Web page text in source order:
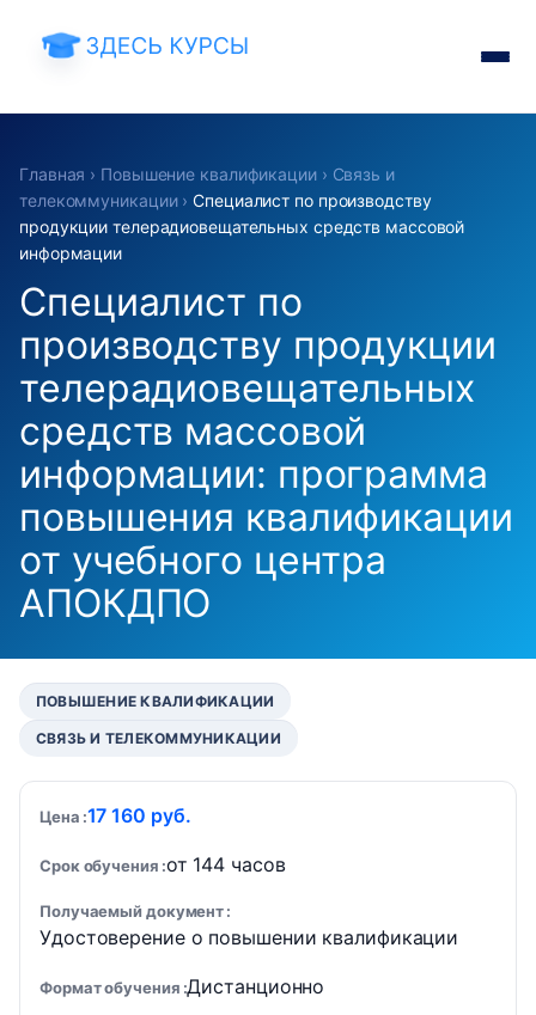
Главная › Повышение квалификации› Связь и
телекоммуникации›Специалист по производству
продукции телерадиовещательных средств массовой
информации
Специалист по
производству продукции
телерадиовещательных
средств массовой
информации: программа
повышения квалификации
от учебного центра
АПОКДПО
ПОВЫШЕНИЕ КВАЛИФИКАЦИИ
СВЯЗЬ И ТЕЛЕКОММУНИКАЦИИ
Цена 17 160 руб.
Срок обучения от 144 часов
Получаемый документ
Удостоверение о повышении квалификации
Формат обучения Дистанционно